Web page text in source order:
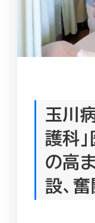
玉川
護科
の高
設、